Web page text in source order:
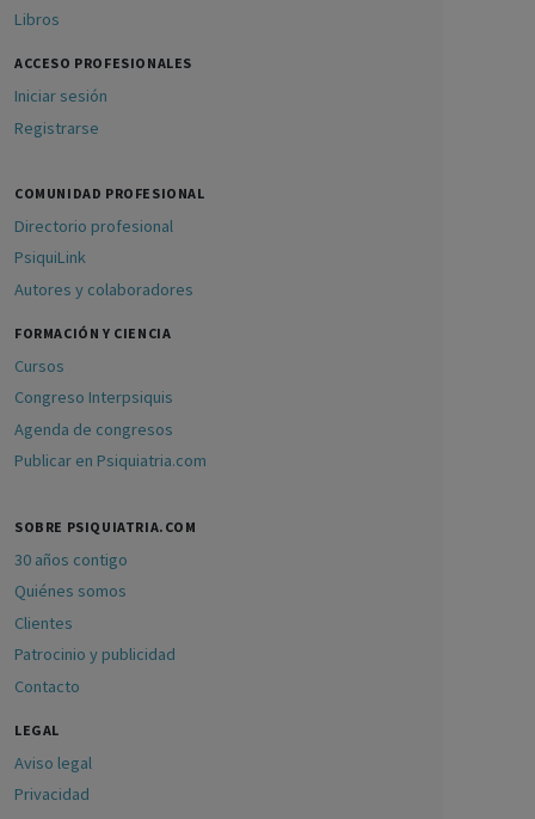
Libros
ACCESO PROFESIONALES
Iniciar sesión
Registrarse
COMUNIDAD PROFESIONAL
Directorio profesional
PsiquiLink
Autores y colaboradores
FORMACIÓN Y CIENCIA
Cursos
Congreso Interpsiquis
Agenda de congresos
Publicar en Psiquiatria.com
SOBRE PSIQUIATRIA.COM
30 años contigo
Quiénes somos
Clientes
Patrocinio y publicidad
Contacto
LEGAL
Aviso legal
Privacidad